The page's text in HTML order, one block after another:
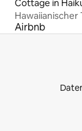
Cottage in
Hawaiianischer
BBPH20120004
Airbnb